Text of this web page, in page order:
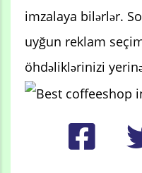
imzalaya bilərlər.
uyğun reklam
öhdəliklərinizi